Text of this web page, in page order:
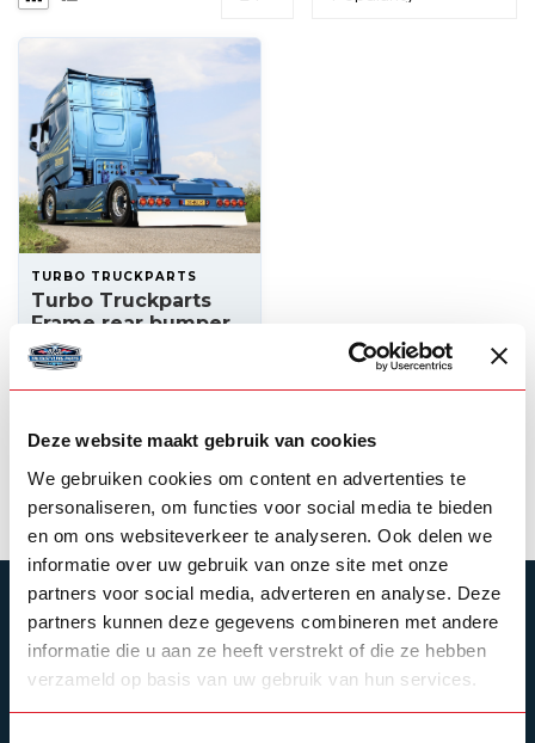
Deze website maakt gebruik van cookies
We gebruiken cookies om content en advertenties te
personaliseren, om functies voor social media te bieden
en om ons websiteverkeer te analyseren. Ook delen we
informatie over uw gebruik van onze site met onze
partners voor social media, adverteren en analyse. Deze
partners kunnen deze gegevens combineren met andere
informatie die u aan ze heeft verstrekt of die ze hebben
verzameld op basis van uw gebruik van hun services.
TURBO TRUCKPARTS
Turbo Truckparts
Frame rear bumper
with 8 round holes
LED (stainless steel)
725,00 In stock
View product
SUBSCRIBE TO OUR NEWSLETTER
Stay up to date with our latest offers